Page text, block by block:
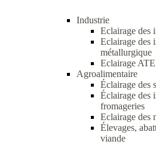
Industrie
Eclairage des
Eclairage des
métallurgique
Eclairage
Agroalimentaire
Éclairage des
Éclairage des
fromageries
Eclairage des
Élevages,
viande